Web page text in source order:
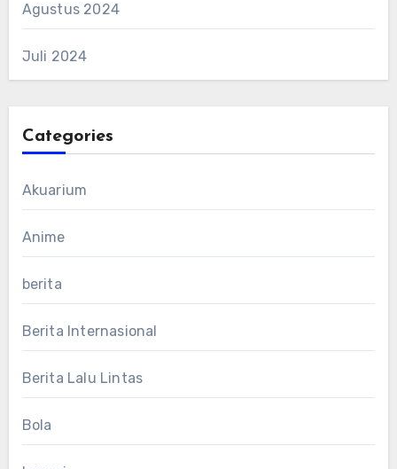
Agustus 2024
Juli 2024
Categories
Akuarium
Anime
berita
Berita Internasional
Berita Lalu Lintas
Bola